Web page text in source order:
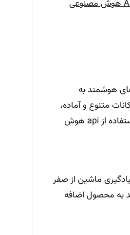
صفحه جامع API هوش مصنوعی
هوشمند به
متنوع و آماده،
مسیر توسعه را ساده‌تر و بهره‌وری را افزایش می‌دهند. در این بخش، مهم‌ترین مزیت‌های استفاده از api هوش
ماشین از صفر
به محصول اضافه